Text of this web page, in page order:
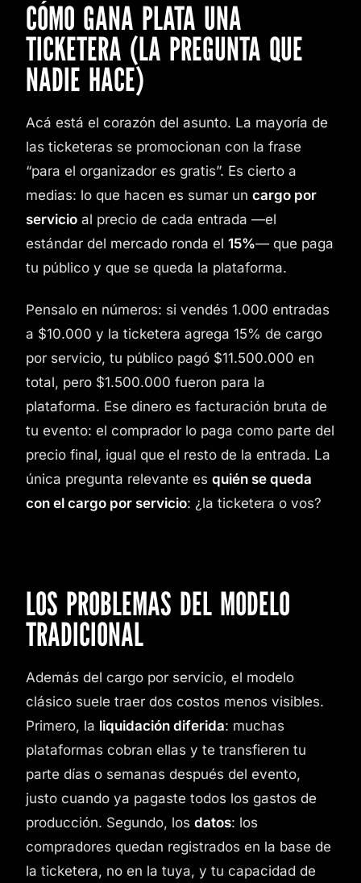
CÓMO GANA PLATA UNA
TICKETERA (LA PREGUNTA QUE
NADIE HACE)
Acá está el corazón del asunto. La mayoría de
las ticketeras se promocionan con la frase
“para el organizador es gratis”. Es cierto a
medias: lo que hacen es sumar un cargo por
servicio al precio de cada entrada —el
estándar del mercado ronda el 15%— que paga
tu público y que se queda la plataforma.
Pensalo en números: si vendés 1.000 entradas
a $10.000 y la ticketera agrega 15% de cargo
por servicio, tu público pagó $11.500.000 en
total, pero $1.500.000 fueron para la
plataforma. Ese dinero es facturación bruta de
tu evento: el comprador lo paga como parte del
precio final, igual que el resto de la entrada. La
única pregunta relevante es quién se queda
con el cargo por servicio: ¿la ticketera o vos?
LOS PROBLEMAS DEL MODELO
TRADICIONAL
Además del cargo por servicio, el modelo
clásico suele traer dos costos menos visibles.
Primero, la liquidación diferida: muchas
plataformas cobran ellas y te transfieren tu
parte días o semanas después del evento,
justo cuando ya pagaste todos los gastos de
producción. Segundo, los datos: los
compradores quedan registrados en la base de
la ticketera, no en la tuya, y tu capacidad de